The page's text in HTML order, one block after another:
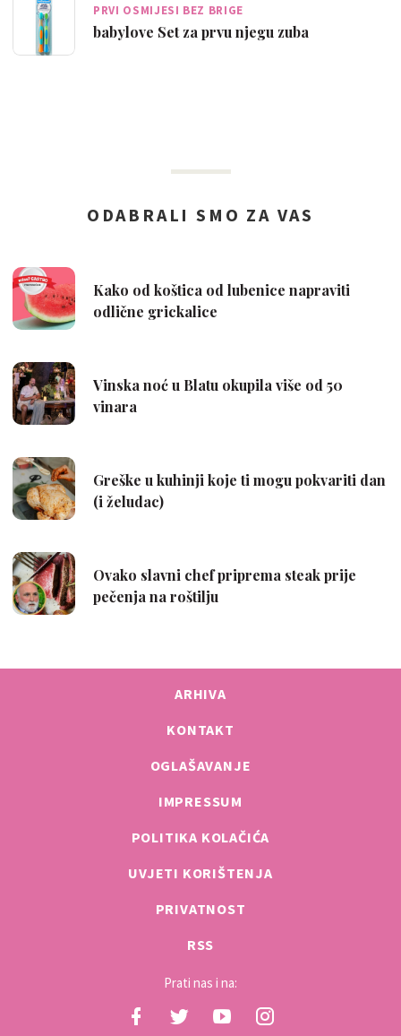
PRVI OSMIJESI BEZ BRIGE
babylove Set za prvu njegu zuba
ARHIVA
KONTAKT
OGLAŠAVANJE
IMPRESSUM
POLITIKA KOLAČIĆA
UVJETI KORIŠTENJA
PRIVATNOST
RSS
Prati nas i na: